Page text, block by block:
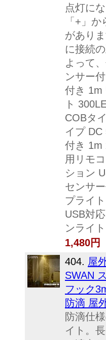
点灯に
「+」
があり
に接続
よって
ンサー
付き 1m
ト
COBタ
イプ
付き 1m
用リモ
ション
センサ
プライ
USB対
ンライ
1,480円
404. 屋
SWAN
フック
防滴 屋
防滴仕
イト。